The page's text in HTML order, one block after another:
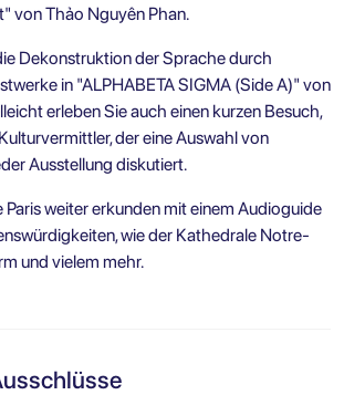
von Thảo Nguyên Phan.
Dekonstruktion der Sprache durch
in "ALPHABETA SIGMA (Side A)" von
erleben Sie auch einen kurzen Besuch,
der eine Auswahl von
Ausstellung diskutiert.
Paris weiter erkunden mit einem Audioguide
wie der Kathedrale Notre-
und vielem mehr.